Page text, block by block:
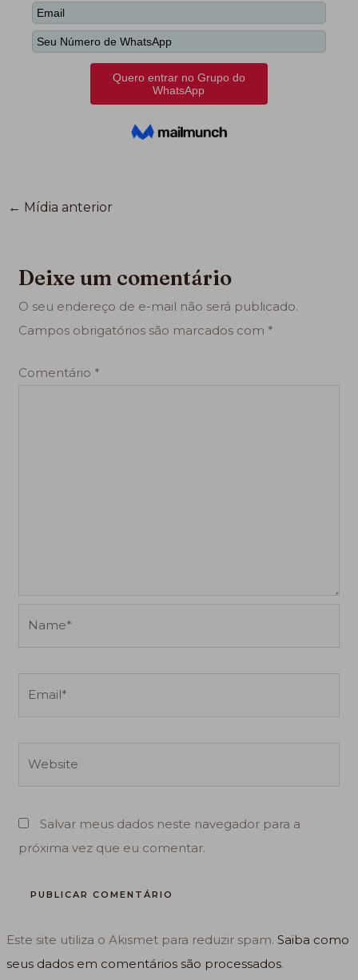
← Mídia anterior
Deixe um comentário
O seu endereço de e-mail não será publicado.
Campos obrigatórios são marcados com *
Comentário *
Salvar meus dados neste navegador para a
próxima vez que eu comentar.
Este site utiliza o Akismet para reduzir spam.Saiba como
seus dados em comentários são processados.